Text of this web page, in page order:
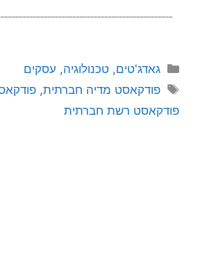
גאדג'טים,טכנולוגיה, עסקים
פודקאסט מדיה חברתית,
פודקאסט רשת חברתית